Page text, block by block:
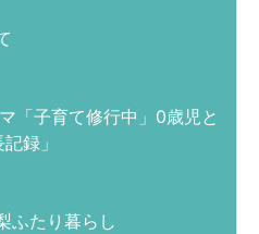
「子育て修行中」0歳児と
録」
ふたり暮らし